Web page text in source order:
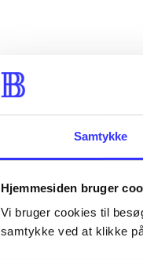
Samtykke
Hjemmesiden bruger
Vi bruger cookies til
samtykke ved at klikke